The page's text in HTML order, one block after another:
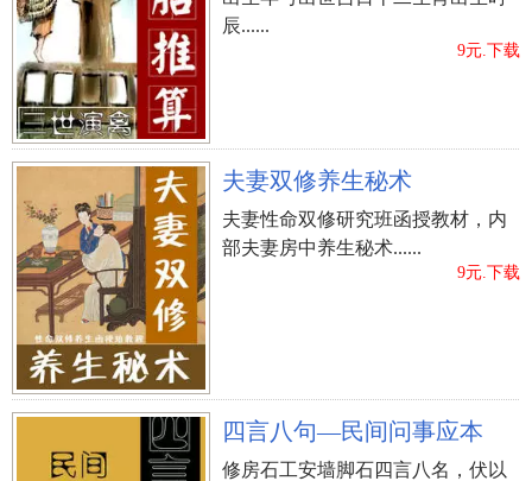
辰......
9元.下载
夫妻双修养生秘术
夫妻性命双修研究班函授教材，内
部夫妻房中养生秘术......
9元.下载
四言八句—民间问事应本
修房石工安墙脚石四言八名，伏以